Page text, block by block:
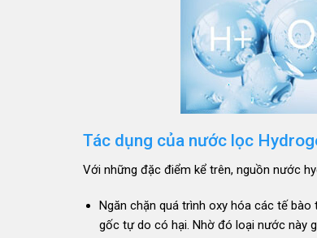
Tác dụng của nước lọc
Với những đặc điểm kể trên, nguồn nước
Ngăn chặn quá trình oxy hóa các tế
gốc tự do có hại. Nhờ đó loại nước này